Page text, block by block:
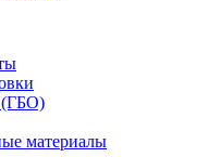
(ГБО)
материалы